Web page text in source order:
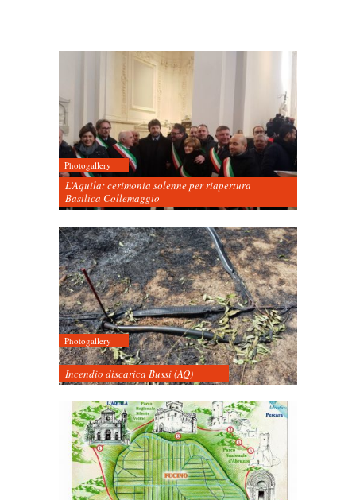
Photogallery
L’Aquila: cerimonia solenne per riapertura
Basilica Collemaggio
Photogallery
Incendio discarica Bussi (AQ)